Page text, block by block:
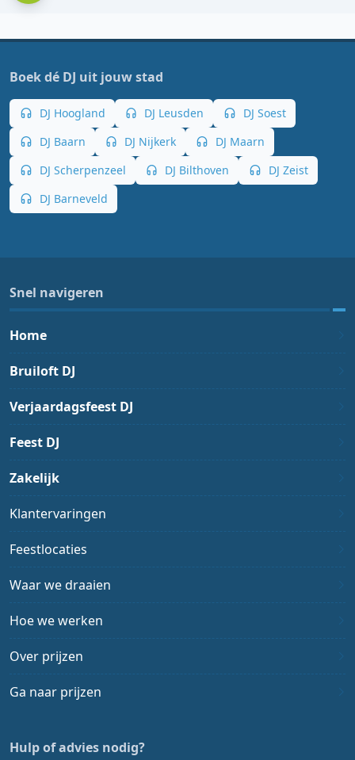
Boek dé DJ uit jouw stad
DJ Hoogland DJ Leusden
DJ Soest
DJ Baarn
DJ Nijkerk
DJ Maarn
DJ Scherpenzeel
DJ Bilthoven
DJ Zeist
DJ Barneveld
Snel navigeren
Home
Bruiloft DJ
Verjaardagsfeest DJ
Feest DJ
Zakelijk
Klantervaringen
Feestlocaties
Waar we draaien
Hoe we werken
Over prijzen
Ga naar prijzen
Hulp of advies nodig?